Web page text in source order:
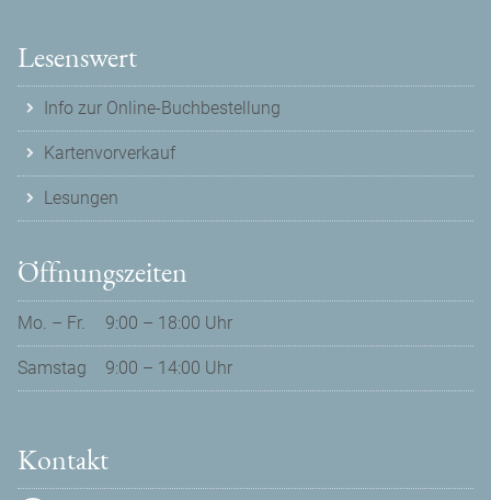
Lesenswert
Info zur Online-Buchbestellung
Kartenvorverkauf
Lesungen
Öffnungszeiten
Mo. – Fr. 9:00 – 18:00 Uhr
Samstag 9:00 – 14:00 Uhr
Kontakt